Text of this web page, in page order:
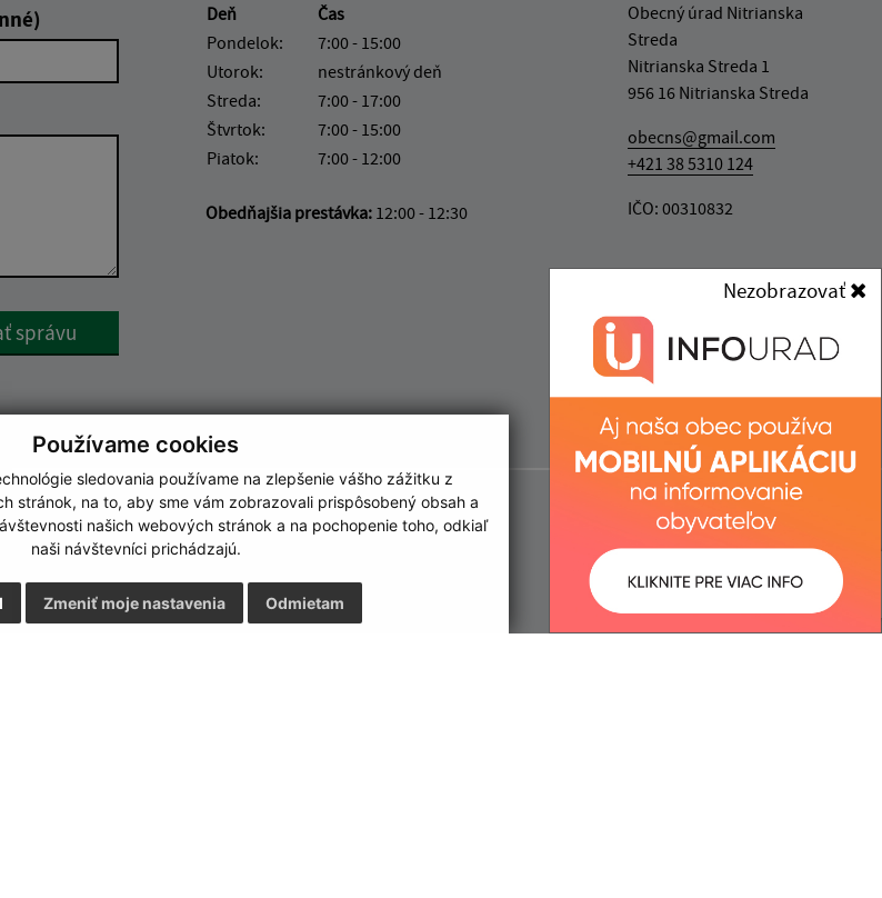
Používame cookies
sledovania používame na zlepšenie vášho zážitku z
stránok, na to, aby sme vám zobrazovali prispôsobený obsah a
našich webových stránok a na pochopenie toho, odkiaľ
naši návštevníci prichádzajú.
Odmietam
Zmeniť moje nastavenia
Nezobrazovať
správu
Deň
Čas
Pondelok:
7:00 - 15:00
Utorok:
nestránkový deň
Streda:
7:00 - 17:00
Štvrtok:
7:00 - 15:00
Piatok:
7:00 - 12:00
Obedňajšia prestávka: 12:00 - 12:30
Obecný úrad Nitrianska
Streda
Nitrianska Streda 1
956 16 Nitrianska Streda
obecns@gmail.com
+421 38 5310 124
IČO: 00310832